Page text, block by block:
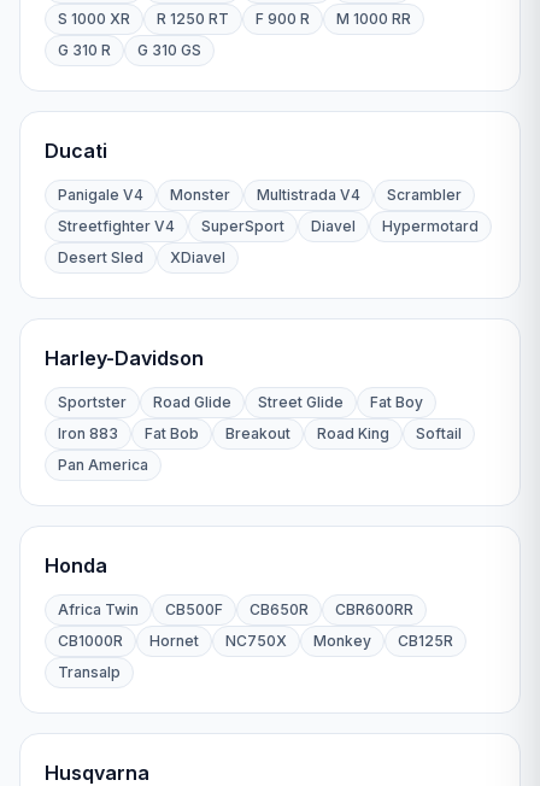
S 1000 XR
R 1250 RT F 900 R
M 1000 RR
G 310 R
G 310 GS
Ducati
Panigale V4 Monster Multistrada V4
Scrambler
Streetfighter V4
SuperSport Diavel
Hypermotard
Desert Sled
XDiavel
Harley-Davidson
Sportster Road Glide Street Glide
Fat Boy
Iron 883
Fat Bob Breakout Road King
Softail
Pan America
Honda
Africa Twin CB500F CB650R
CBR600RR
CB1000R
Hornet NC750X Monkey
CB125R
Transalp
Husqvarna